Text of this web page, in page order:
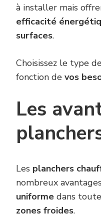
à installer mais
efficacité
surfaces.
Choisissez le type
fonction de vos
Les
Les planchers
nombreux
uniforme dans
zones froides.